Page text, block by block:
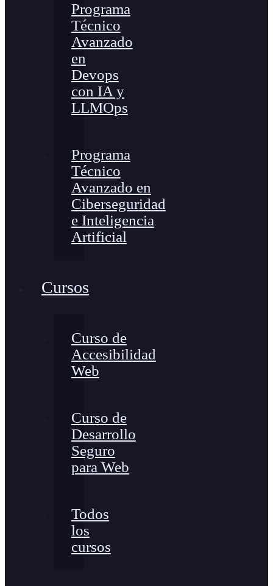
Programa
Técnico
Avanzado
en
Devops
con IA y
LLMOps
Programa
Técnico
Avanzado en
Ciberseguridad
e Inteligencia
Artificial
Cursos
Curso de
Accesibilidad
Web
Curso de
Desarrollo
Seguro
para Web
Todos
los
cursos